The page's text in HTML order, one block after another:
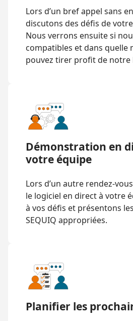
Lors d’un bref appel sans
discutons des défis de
Nous verrons ensuite si
compatibles et dans quelle
pouvez tirer profit de notre
Démonstration en
votre équipe
Lors d’un autre rendez-
le logiciel en direct à votre
à vos défis et présentons
SEQUIQ appropriées.
Planifier les